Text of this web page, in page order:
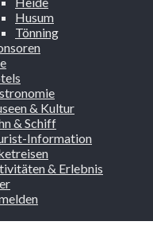
Husum
Tönning
& Kultur
& Schiff
Information
& Erlebnis